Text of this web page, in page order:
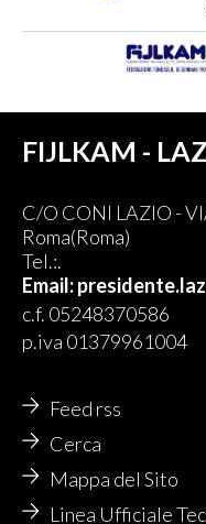
FIJLKAM -
C/O CONI LAZIO -
Roma(Roma)
Tel.:.
Email:
c.f. 05248370586
p.iva 01379961004
Feed rss
Cerca
Mappa del Sito
Linea Ufficiale